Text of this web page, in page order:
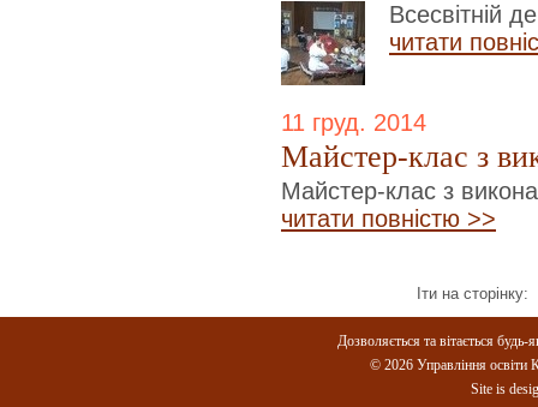
Всесвітній
читати
11 груд. 2014
Майстер-клас з
Майстер-клас з
читати повністю >>
Іти на сторінку:
Дозволяється та вітається будь-
© 2026 Управління освіти
Site is